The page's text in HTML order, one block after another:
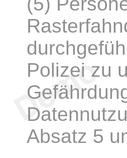
Polizei zu
Absatz 5